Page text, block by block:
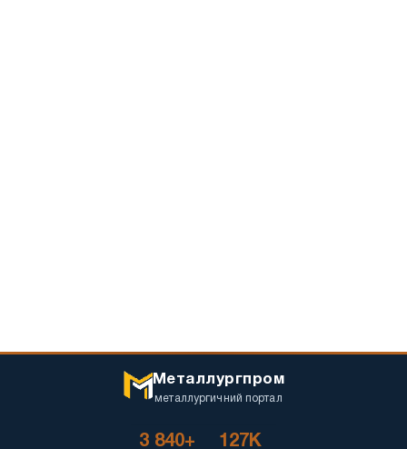
Металлургпром
металлургичний портал
3 840+ 127K